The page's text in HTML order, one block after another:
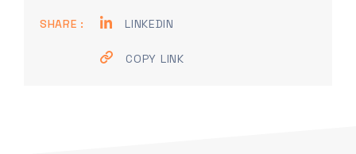
SHARE : LINKEDIN
COPY LINK